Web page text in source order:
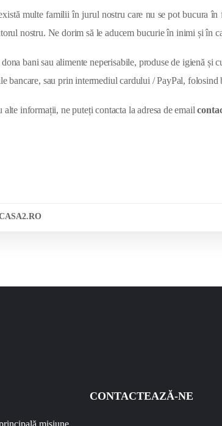
multe familii în jurul nostru care nu se pot bucura
nostru. Ne dorim să le aducem bucurie în inimi și în
bani sau alimente neperisabile, produse de igienă și
bancare, sau prin intermediul cardului / PayPal, folosind
alte informații, ne puteți contacta la adresa de email
CONTACTEAZĂ-NE